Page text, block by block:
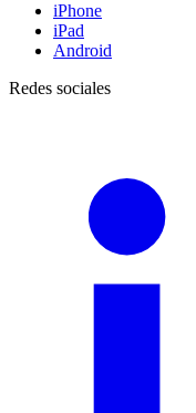
iPhone
iPad
Android
Redes sociales